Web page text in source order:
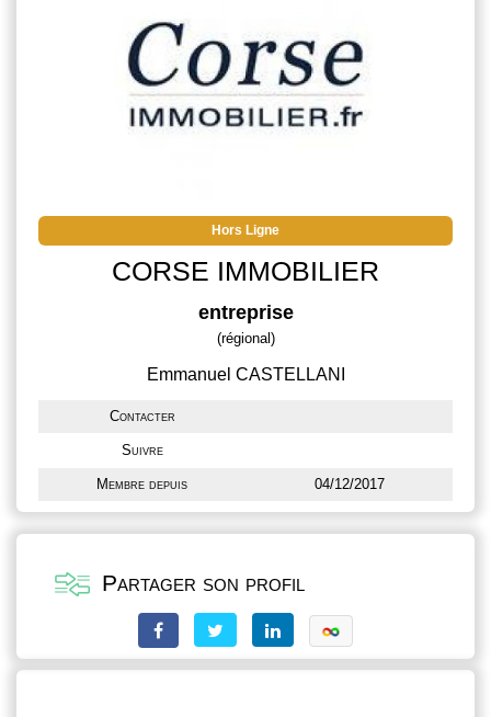
Hors Ligne
CORSE IMMOBILIER
entreprise
(régional)
Emmanuel CASTELLANI
Contacter
Suivre
Membre depuis 04/12/2017
Partager son profil